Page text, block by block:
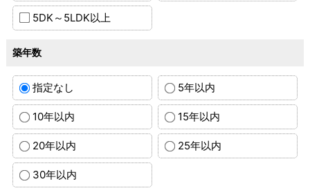
5DK～5LDK以上
築年数
指定なし 5年以内
10年以内 15年以内
20年以内 25年以内
30年以内